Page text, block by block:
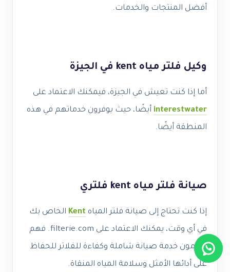
أفضل المنتجات والخدمات.
وكيل فلتر مياه kent في الجيزة
أما إذا كنت تعيش في الجيزة، فيمكنك الاعتماد على
interestwater أيضًا، حيث يوفرون خدماتهم في هذه
المنطقة أيضًا.
صيانة فلتر مياه kent فلتري
إذا كنت تحتاج إلى صيانة فلتر المياه Kent الخاص بك
في أي وقت، يمكنك الاعتماد على filterie.com. فهم
يقدمون خدمة صيانة شاملة وكفاءة للفلاتر للحفاظ
على أدائها الأمثل وسلامة المياه المنقاة.